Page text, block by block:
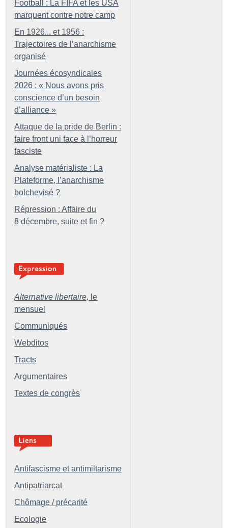
Football : La FIFA et les USA
marquent contre notre camp
En 1926... et 1956 :
Trajectoires de l’anarchisme
organisé
Journées écosyndicales
2026 : « Nous avons pris
conscience d’un besoin
d’alliance »
Attaque de la pride de Berlin :
faire front uni face à l’horreur
fasciste
Analyse matérialiste : La
Plateforme, l’anarchisme
bolchevisé ?
Répression : Affaire du
8 décembre, suite et fin ?
Alternative libertaire, le
mensuel
Communiqués
Webditos
Tracts
Argumentaires
Textes de congrès
Antifascisme et antimiltarisme
Antipatriarcat
Chômage / précarité
Ecologie